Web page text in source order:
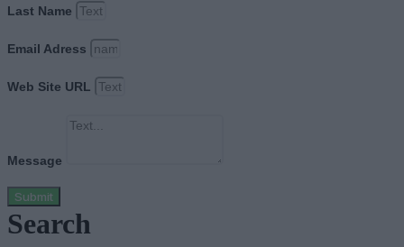
Last Name
Email Adress
Web Site URL
Message
Submit
Search